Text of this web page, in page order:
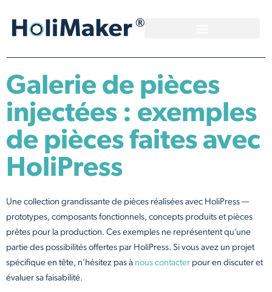
Galerie de pièces
injectées : exemples
de pièces faites avec
HoliPress
Une collection grandissante de pièces réalisées avec HoliPress —
prototypes, composants fonctionnels, concepts produits et pièces
prêtes pour la production. Ces exemples ne représentent qu’une
partie des possibilités offertes par HoliPress. Si vous avez un projet
spécifique en tête, n’hésitez pas à nous contacter pour en discuter et
évaluer sa faisabilité.